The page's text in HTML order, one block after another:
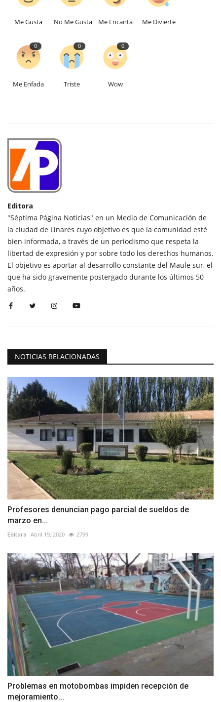
Me Gusta No Me Gusta Me Encanta Me Divierte
0
Me Enfada
0
Triste
0
Wow
Editora
"Séptima Página Noticias" en un Medio de Comunicación de
la ciudad de Linares cuyo objetivo es que la comunidad esté
bien informada, a través de un periodismo que respeta la
libertad de expresión y por sobre todo los derechos humanos.
El objetivo es aportar al desarrollo constante del Maule sur, el
que ha sido gravemente postergado durante los últimos 50
años.
NOTICIAS RELACIONADAS
Profesores denuncian pago parcial de sueldos de
marzo en...
Editora Abril 19, 2020 2799
Problemas en motobombas impiden recepción de
mejoramiento...